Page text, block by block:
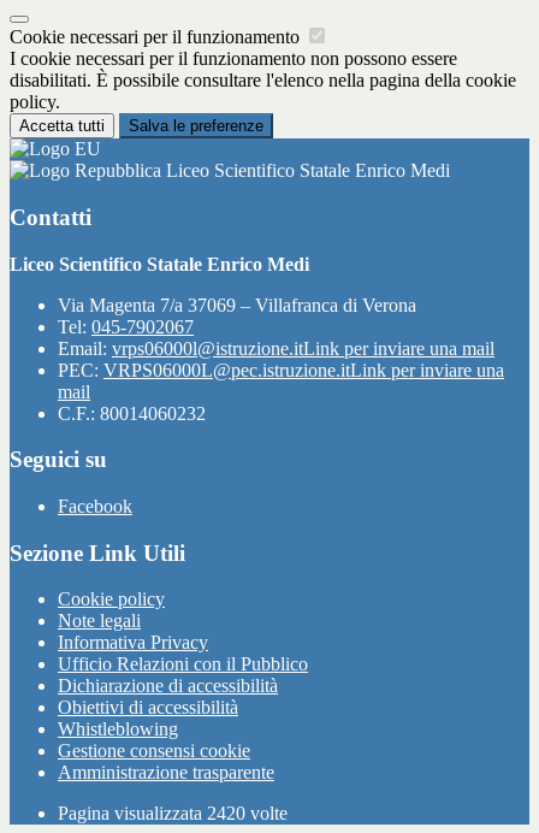
Cookie necessari per il funzionamento
I cookie necessari per il funzionamento non possono essere
disabilitati. È possibile consultare l'elenco nella pagina della cookie
policy.
Accetta tutti Salva le preferenze
Liceo Scientifico Statale Enrico Medi
Contatti
Liceo Scientifico Statale Enrico Medi
Via Magenta 7/a 37069 – Villafranca di Verona
Tel: 045-7902067
Email: vrps06000l@istruzione.itLink per inviare una mail
PEC: VRPS06000L@pec.istruzione.itLink per inviare una
mail
C.F.: 80014060232
Seguici su
Facebook
Sezione Link Utili
Cookie policy
Note legali
Informativa Privacy
Ufficio Relazioni con il Pubblico
Dichiarazione di accessibilità
Obiettivi di accessibilità
Whistleblowing
Gestione consensi cookie
Amministrazione trasparente
Pagina visualizzata 2420 volte